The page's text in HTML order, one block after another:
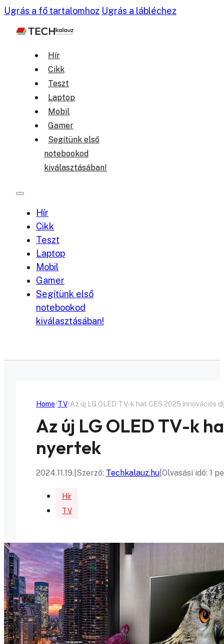
Ugrás a fő tartalomhoz Ugrás a lábléchez
Hír
Cikk
Teszt
Laptop
Mobil
Gamer
Segítünk első
notebookod
kiválasztásában!
Hír
Cikk
Teszt
Laptop
Mobil
Gamer
Segítünk első
notebookod
kiválasztásában!
Home TV Az új LG OLED TV-k hat CES 2025 innovációs
Az új LG OLED TV-k
nyertek
2024.11.19. Szerző: Techkalauz.hu Olvasási idő: 1
Hír
TV